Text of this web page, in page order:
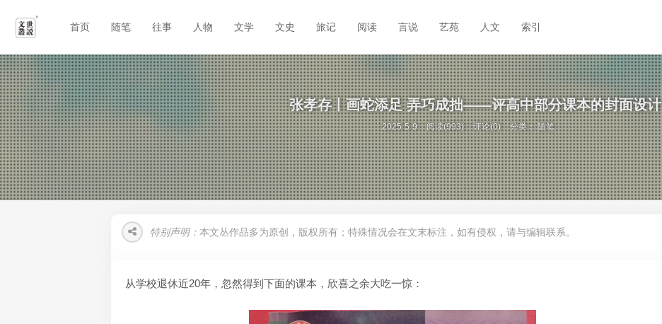
首页 随笔 往事 人物 文学 文史 旅记 阅读 言说 艺苑 人文 索引
张孝存丨画蛇添足 弄巧成拙——评高中部分课本的封面设计
2025-5-9 阅读(993) 评论(0) 分类：随笔
特别声明： 本文丛作品多为原创，版权所有；特殊情况会在文末标注，如有侵权，请与编辑联系。
从学校退休近20年，忽然得到下面的课本，欣喜之余大吃一惊：